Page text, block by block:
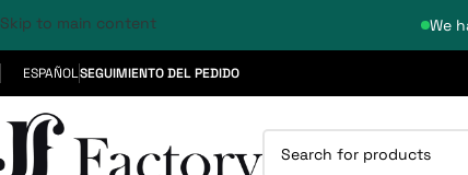
We
Skip to main content
ESPAÑOLSEGUIMIENTO DEL PEDIDO